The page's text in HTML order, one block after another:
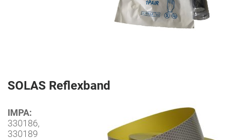
SOLAS Reflexband
IMPA:
330186,
330189